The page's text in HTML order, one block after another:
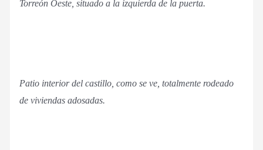
Torreón Oeste, situado a la izquierda de la puerta.
Patio interior del castillo, como se ve, totalmente rodeado
de viviendas adosadas.